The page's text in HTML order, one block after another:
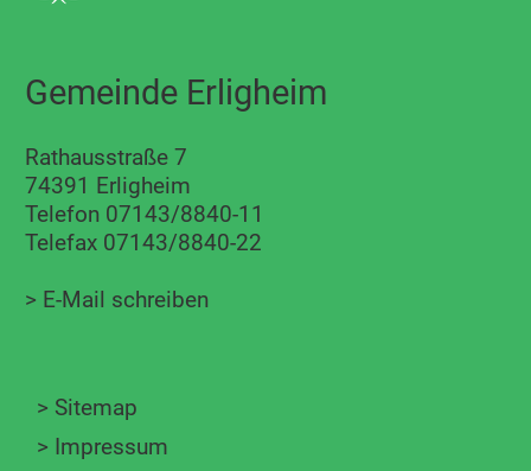
Gemeinde Erligheim
Rathausstraße 7
74391 Erligheim
Telefon 07143/8840-11
Telefax 07143/8840-22
> E-Mail schreiben
> Sitemap
> Impressum